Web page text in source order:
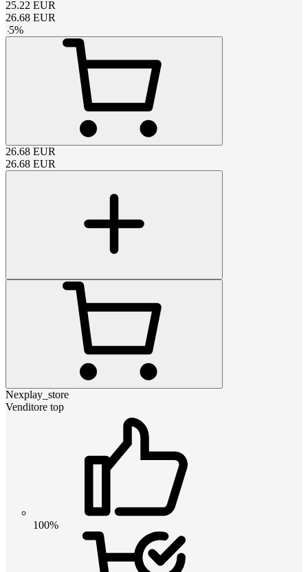
25.22 EUR
26.68 EUR
-5%
26.68 EUR
26.68 EUR
Nexplay_store
Venditore top
100%